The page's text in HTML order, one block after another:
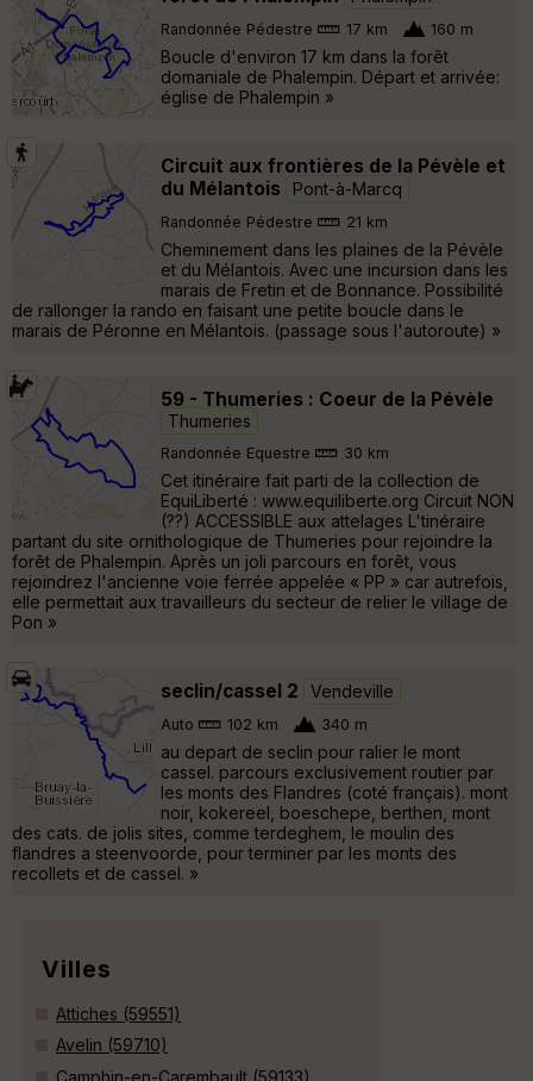
Randonnée Pédestre 17 km 160 m
Boucle d'environ 17 km dans la forêt
domaniale de Phalempin. Départ et arrivée:
église de Phalempin »
Circuit aux frontières de la Pévèle et
du Mélantois
Pont-à-Marcq
Randonnée Pédestre 21 km
Cheminement dans les plaines de la Pévèle
et du Mélantois. Avec une incursion dans les
marais de Fretin et de Bonnance. Possibilité
de rallonger la rando en faisant une petite boucle dans le
marais de Péronne en Mélantois. (passage sous l'autoroute) »
59 - Thumeries : Coeur de la Pévèle
Thumeries
Randonnée Equestre 30 km
Cet itinéraire fait parti de la collection de
EquiLiberté : www.equiliberte.org Circuit NON
(??) ACCESSIBLE aux attelages L'tinéraire
partant du site ornithologique de Thumeries pour rejoindre la
forêt de Phalempin. Après un joli parcours en forêt, vous
rejoindrez l'ancienne voie ferrée appelée « PP » car autrefois,
elle permettait aux travailleurs du secteur de relier le village de
Pon »
seclin/cassel 2 Vendeville
Auto 102 km 340 m
au depart de seclin pour ralier le mont
cassel. parcours exclusivement routier par
les monts des Flandres (coté français). mont
noir, kokereel, boeschepe, berthen, mont
des cats. de jolis sites, comme terdeghem, le moulin des
flandres a steenvoorde, pour terminer par les monts des
recollets et de cassel. »
Villes
Attiches (59551)
Avelin (59710)
Camphin-en-Carembault (59133)